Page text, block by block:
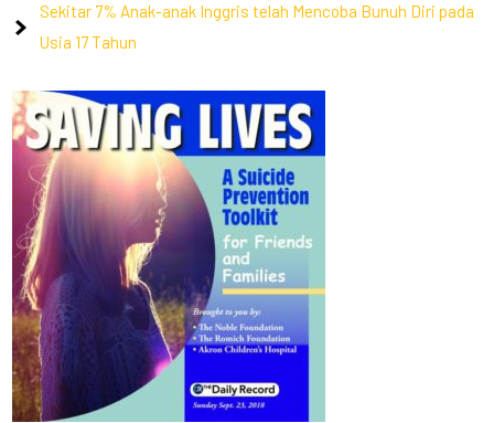
Sekitar 7% Anak-anak Inggris telah Mencoba Bunuh Diri pada
Usia 17 Tahun